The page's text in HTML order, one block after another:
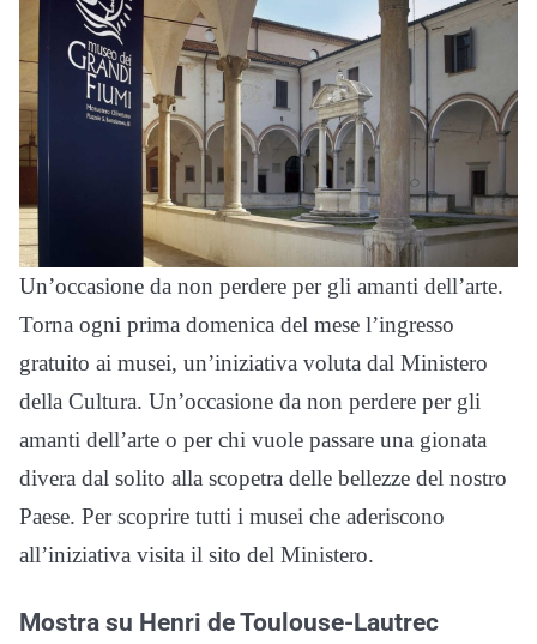
Un’occasione da non perdere per gli amanti dell’arte.
Torna ogni prima domenica del mese l’ingresso
gratuito ai musei, un’iniziativa voluta dal Ministero
della Cultura. Un’occasione da non perdere per gli
amanti dell’arte o per chi vuole passare una gionata
divera dal solito alla scopetra delle bellezze del nostro
Paese. Per scoprire tutti i musei che aderiscono
all’iniziativa visita il sito del Ministero.
Mostra su Henri de Toulouse-Lautrec